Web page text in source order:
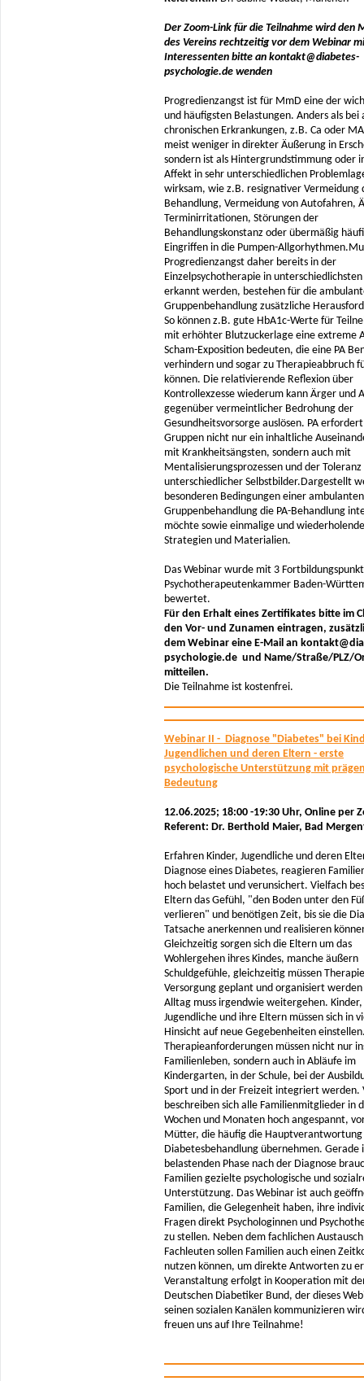
Der Zoom-Link für die Teilnahme wird den
des Vereins rechtzeitig vor dem Webinar
Interessenten bitte an kontakt@diabetes-
psychologie.de wenden
Progredienzangst ist für MmD eine der
und häufigsten Belastungen. Anders als bei
chronischen Erkrankungen, z.B. Ca oder
meist weniger in direkter Äußerung in
sondern ist als Hintergrundstimmung oder
Affekt in sehr unterschiedlichen
wirksam, wie z.B. resignativer Vermeidung
Behandlung, Vermeidung von Autofahren,
Terminirritationen, Störungen der
Behandlungskonstanz oder übermäßig
Eingriffen in die Pumpen-
Progredienzangst daher bereits in der
Einzelpsychotherapie in
erkannt werden, bestehen für die
Gruppenbehandlung zusätzliche
So können z.B. gute HbA1c-Werte für
mit erhöhter Blutzuckerlage eine extreme
Scham-Exposition bedeuten, die eine PA
verhindern und sogar zu Therapieabbruch
können. Die relativierende Reflexion über
Kontrollexzesse wiederum kann Ärger und
gegenüber vermeintlicher Bedrohung der
Gesundheitsvorsorge auslösen. PA
Gruppen nicht nur ein inhaltliche
mit Krankheitsängsten, sondern auch mit
Mentalisierungsprozessen und der Toleranz
unterschiedlicher Selbstbilder.Dargestellt
besonderen Bedingungen einer
Gruppenbehandlung die PA-Behandlung
möchte sowie einmalige und wiederholende
Strategien und Materialien.
Das Webinar wurde mit 3
Psychotherapeutenkammer Baden-
bewertet.
Für den Erhalt eines Zertifikates bitte im
den Vor- und Zunamen eintragen,
dem Webinar eine E-Mail an
psychologie.de und Name/Straße/PLZ/
mitteilen.
Die Teilnahme ist kostenfrei.
Webinar II - Diagnose "Diabetes" bei
Jugendlichen und deren Eltern - erste
psychologische Unterstützung mit
Bedeutung
12.06.2025; 18:00 -19:30 Uhr, Online per
Referent: Dr. Berthold Maier, Bad
Erfahren Kinder, Jugendliche und deren
Diagnose eines Diabetes, reagieren
hoch belastet und verunsichert. Vielfach
Eltern das Gefühl, "den Boden unter den
verlieren" und benötigen Zeit, bis sie die
Tatsache anerkennen und realisieren
Gleichzeitig sorgen sich die Eltern um das
Wohlergehen ihres Kindes, manche äußern
Schuldgefühle, gleichzeitig müssen
Versorgung geplant und organisiert
Alltag muss irgendwie weitergehen. Kinder,
Jugendliche und ihre Eltern müssen sich in
Hinsicht auf neue Gegebenheiten
Therapieanforderungen müssen nicht nur
Familienleben, sondern auch in Abläufe im
Kindergarten, in der Schule, bei der
Sport und in der Freizeit integriert werden.
beschreiben sich alle Familienmitglieder in
Wochen und Monaten hoch angespannt,
Mütter, die häufig die
Diabetesbehandlung übernehmen. Gerade
belastenden Phase nach der Diagnose
Familien gezielte psychologische und
Unterstützung. Das Webinar ist auch
Familien, die Gelegenheit haben, ihre
Fragen direkt Psychologinnen und
zu stellen. Neben dem fachlichen
Fachleuten sollen Familien auch einen
nutzen können, um direkte Antworten zu
Veranstaltung erfolgt in Kooperation mit
Deutschen Diabetiker Bund, der dieses
seinen sozialen Kanälen kommunizieren
freuen uns auf Ihre Teilnahme!